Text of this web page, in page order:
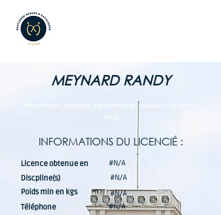
MEYNARD RANDY
Présentation, parcours, performances, meilleurs souvenirs...
#N/A
INFORMATIONS DU LICENCIÉ :
Licence obtenue en
#N/A
Discpline(s)
#N/A
Poids min en kgs
#N/A
Téléphone
#N/A